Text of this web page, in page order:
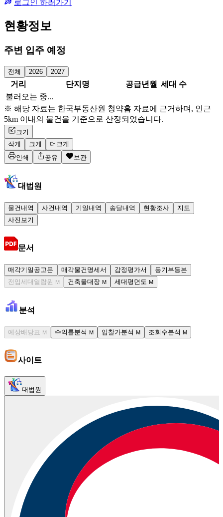
로그인 하러가기
현황정보
주변 입주 예정
전체 2026 2027
거리 단지명 공급년월 세대 수
불러오는 중...
※ 해당 자료는 한국부동산원 청약홈 자료에 근거하며, 인근
5km 이내의 물건을 기준으로 산정되었습니다.
크기
작게
크게
더크게
인쇄
공유 보관
대법원
물건내역 사건내역 기일내역 송달내역 현황조사
지도
사진보기
문서
매각기일공고문 매각물건명세서 감정평가서
등기부등본
전입세대열람원
M 건축물대장 M 세대평면도 M
분석
예상배당표 M 수익률분석 M 입찰가분석 M 조회수분석 M
사이트
대법원